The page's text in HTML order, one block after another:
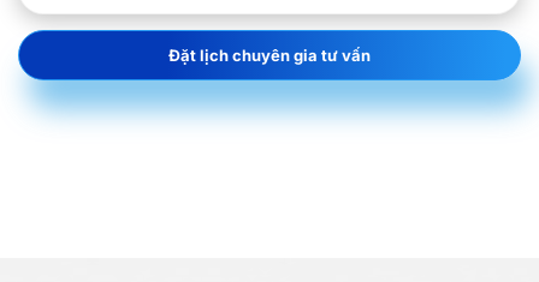
Đặt lịch chuyên gia tư vấn